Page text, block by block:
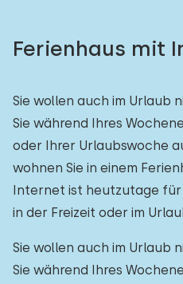
Ferienhaus mit
Sie wollen auch im Urlaub
Sie während Ihres
oder Ihrer Urlaubswoche
wohnen Sie in einem
Internet ist heutzutage für
in der Freizeit oder im
Sie wollen auch im Urlaub
Sie während Ihres